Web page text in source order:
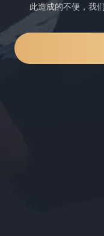
此造成的不便，我